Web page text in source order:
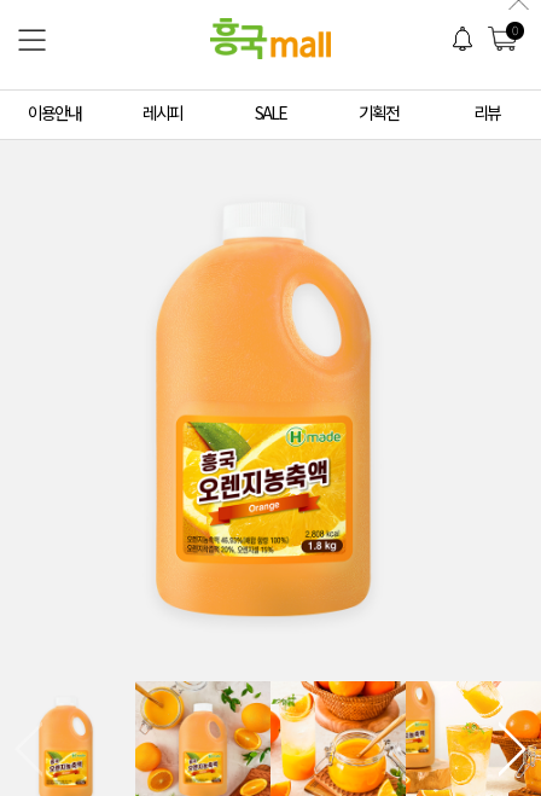
0
이용안내 레시피 SALE 기획전 리뷰